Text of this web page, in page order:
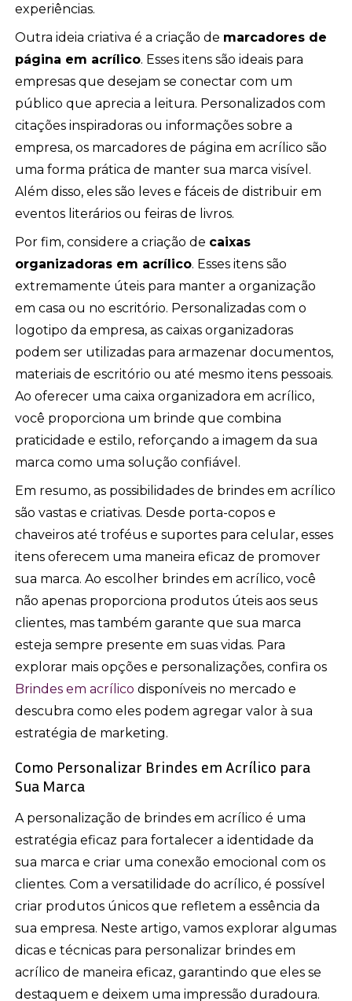
experiências.
Outra ideia criativa é a criação de marcadores de
página em acrílico. Esses itens são ideais para
empresas que desejam se conectar com um
público que aprecia a leitura. Personalizados com
citações inspiradoras ou informações sobre a
empresa, os marcadores de página em acrílico são
uma forma prática de manter sua marca visível.
Além disso, eles são leves e fáceis de distribuir em
eventos literários ou feiras de livros.
Por fim, considere a criação de caixas
organizadoras em acrílico. Esses itens são
extremamente úteis para manter a organização
em casa ou no escritório. Personalizadas com o
logotipo da empresa, as caixas organizadoras
podem ser utilizadas para armazenar documentos,
materiais de escritório ou até mesmo itens pessoais.
Ao oferecer uma caixa organizadora em acrílico,
você proporciona um brinde que combina
praticidade e estilo, reforçando a imagem da sua
marca como uma solução confiável.
Em resumo, as possibilidades de brindes em acrílico
são vastas e criativas. Desde porta-copos e
chaveiros até troféus e suportes para celular, esses
itens oferecem uma maneira eficaz de promover
sua marca. Ao escolher brindes em acrílico, você
não apenas proporciona produtos úteis aos seus
clientes, mas também garante que sua marca
esteja sempre presente em suas vidas. Para
explorar mais opções e personalizações, confira os
Brindes em acrílico disponíveis no mercado e
descubra como eles podem agregar valor à sua
estratégia de marketing.
Como Personalizar Brindes em Acrílico para
Sua Marca
A personalização de brindes em acrílico é uma
estratégia eficaz para fortalecer a identidade da
sua marca e criar uma conexão emocional com os
clientes. Com a versatilidade do acrílico, é possível
criar produtos únicos que refletem a essência da
sua empresa. Neste artigo, vamos explorar algumas
dicas e técnicas para personalizar brindes em
acrílico de maneira eficaz, garantindo que eles se
destaquem e deixem uma impressão duradoura.